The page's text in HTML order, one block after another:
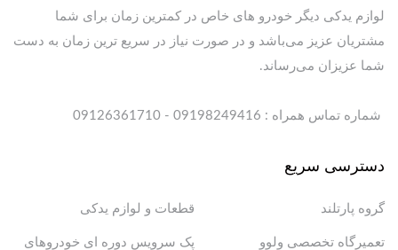
لوازم یدکی دیگر خودرو های خاص در کمترین زمان برای شما
مشتریان عزیز می‌باشد و در صورت نیاز در سریع ترین زمان به دست
شما عزیزان می‌رساند.
شماره تماس همراه : 09198249416 - 09126361710
دسترسی سریع
گروه پارتلند قطعات و لوازم یدکی
تعمیرگاه تخصصی ولوو
پک سرویس دوره ای خودروهای